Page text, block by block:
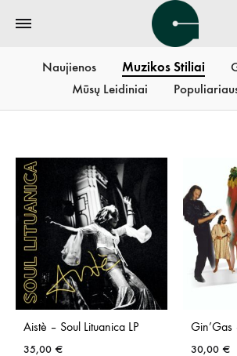
Naujienos Muzikos Stiliai
Mūsų Leidiniai
Aistè – Soul Lituanica LP
35,00 €
Gin’Gas
30,00 €